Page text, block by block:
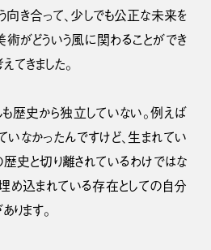
向き合って、少しでも公正な未来を
術がどういう風に関わることができ
てきました。
歴史から独立していない。例えば
なかったんですけど、生まれてい
歴史と切り離されているわけではな
め込まれている存在としての自分
ります。